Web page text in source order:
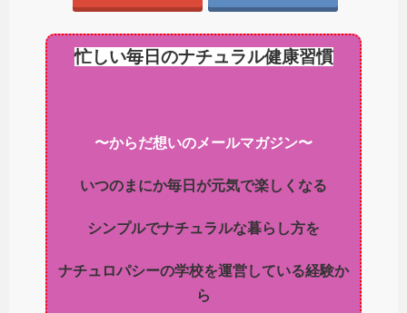
忙しい毎日のナチュラル健康習慣
〜からだ想いのメールマガジン〜
いつのまにか毎日が元気で楽しくなる
シンプルでナチュラルな暮らし方を
ナチュロパシーの学校を運営している経験か
ら